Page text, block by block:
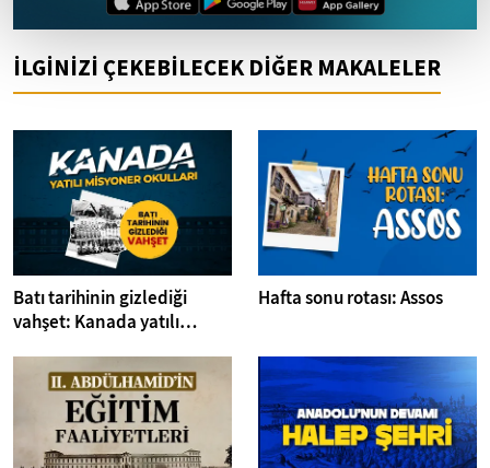
İLGİNİZİ ÇEKEBİLECEK DİĞER MAKALELER
Batı tarihinin gizlediği
vahşet: Kanada yatılı
Hafta sonu rotası: Assos